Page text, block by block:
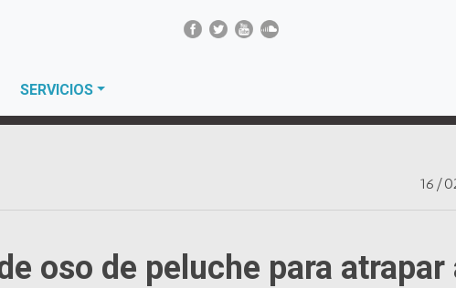
SERVICIOS
16/
oso de peluche para atrapar